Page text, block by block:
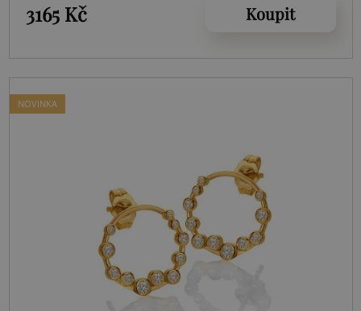
3165 Kč Koupit
NOVINKA